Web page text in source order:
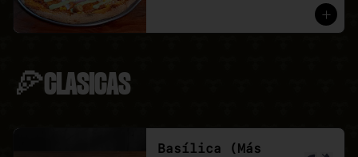
🍕CLASICAS
Basílica (Más